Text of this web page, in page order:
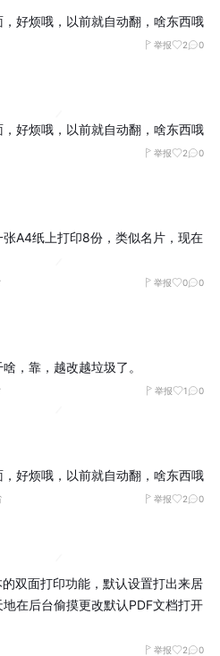
好烦哦，以前就自动翻，啥东西哦
举报 2 0
好烦哦，以前就自动翻，啥东西哦
举报 2 0
A4纸上打印8份，类似名片，现在
举报 0 0
，靠，越改越垃圾了。
举报 1 0
好烦哦，以前就自动翻，啥东西哦
举报 2 0
双面打印功能，默认设置打出来居
在后台偷摸更改默认PDF文档打开
举报 2 0